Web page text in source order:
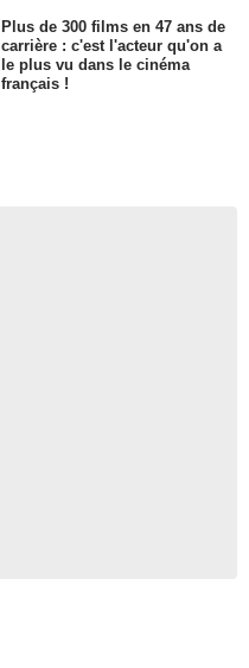
Plus de 300 films en 47 ans de
carrière : c'est l'acteur qu'on a
le plus vu dans le cinéma
français !